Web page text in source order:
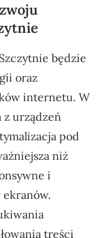
będzie
oraz
internetu. W
z urządzeń
pod
niż
i
treści